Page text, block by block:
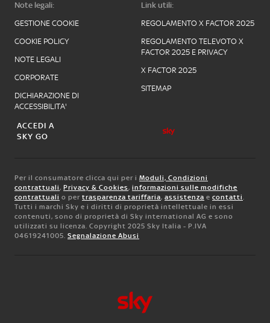
Note legali:
GESTIONE COOKIE
COOKIE POLICY
NOTE LEGALI
CORPORATE
DICHIARAZIONE DI
ACCESSIBILITA'
Link utili:
REGOLAMENTO X FACTOR 2025
REGOLAMENTO TELEVOTO X
FACTOR 2025 E PRIVACY
X FACTOR 2025
SITEMAP
ACCEDI A
SKY GO
Per il consumatore clicca qui per i Moduli, Condizioni
contrattuali, Privacy & Cookies, informazioni sulle modifiche
contrattuali o per trasparenza tariffaria, assistenza e contatti.
Tutti i marchi Sky e i diritti di proprietà intellettuale in essi
contenuti, sono di proprietà di Sky international AG e sono
utilizzati su licenza. Copyright 2025 Sky Italia - P.IVA
04619241005. Segnalazione Abusi